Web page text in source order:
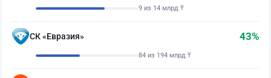
9 из 14 млрд ₸
СК «Евразия» 43%
84 из 194 млрд ₸